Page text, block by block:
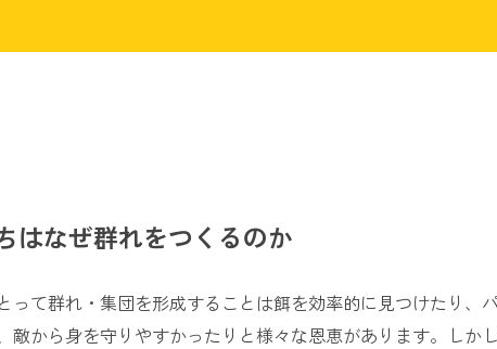
はなぜ群れをつくるのか
って群れ・集団を形成することは餌を効率的に見つけたり、
敵から身を守りやすかったりと様々な恩恵があります。しか